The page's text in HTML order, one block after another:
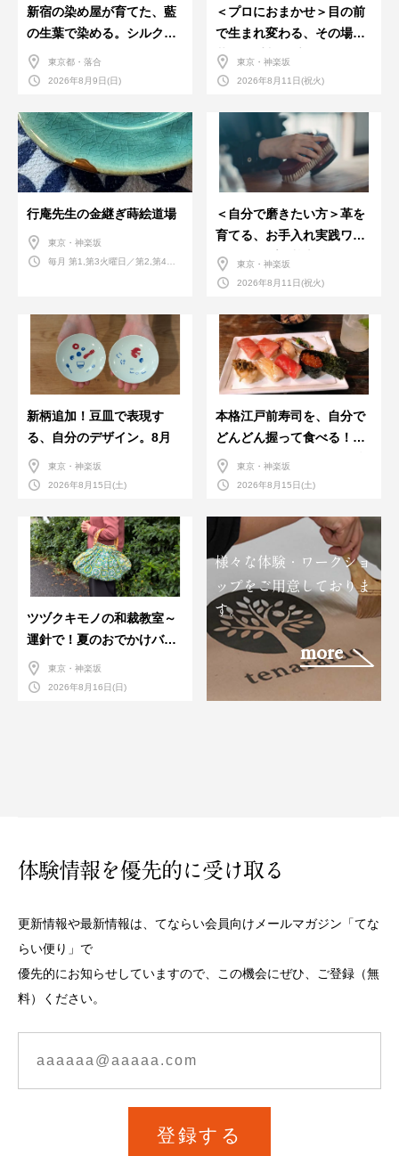
新宿の染め屋が育てた、藍
の生葉で染める。シルクの
ストール
東京都・落合
2026年8月9日(日)
＜プロにおまかせ＞目の前
で生まれ変わる、その場で
革のお手入れ受付会。
東京・神楽坂
2026年8月11日(祝火)
行庵先生の金継ぎ蒔絵道場
東京・神楽坂
毎月 第1,第3火曜日／第2,第4火
＜自分で磨きたい方＞革を
育てる、お手入れ実践ワー
クショップ。基本編！
東京・神楽坂
2026年8月11日(祝火)
新柄追加！豆皿で表現す
る、自分のデザイン。8月
東京・神楽坂
2026年8月15日(土)
本格江戸前寿司を、自分で
どんどん握って食べる！職
人さんに教わる＜握りの練
習会＞８月
東京・神楽坂
2026年8月15日(土)
ツヅクキモノの和裁教室～
運針で！夏のおでかけバン
ダナバッグづくり～
東京・神楽坂
2026年8月16日(日)
様々な体験・ワークショ
ップをご用意しておりま
す。
more
体験情報を優先的に受け取る
更新情報や最新情報は、てならい会員向けメールマガジン「てな
らい便り」で
優先的にお知らせしていますので、この機会にぜひ、ご登録（無
料）ください。
登録する